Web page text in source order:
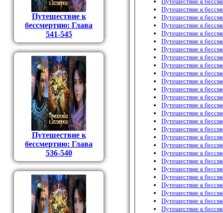
Путешествие к
бессмертию: Глава
541-545
Путешествие к
бессмертию: Глава
536-540
Путешествие к
Путешествие к
Путешествие к
Путешествие к
Путешествие к
Путешествие к
Путешествие к
Путешествие к
Путешествие к
Путешествие к
Путешествие к
Путешествие к
Путешествие к
Путешествие к
Путешествие к
Путешествие к
Путешествие к
Путешествие к
Путешествие к
Путешествие к
Путешествие к
Путешествие к
Путешествие к
Путешествие к
Путешествие к
Путешествие к